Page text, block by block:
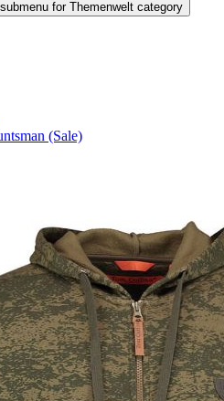
for Themenwelt category
(Sale)